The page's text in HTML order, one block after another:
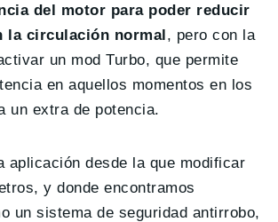
del motor para poder reducir
la circulación normal, pero con la
un mod Turbo, que permite
en aquellos momentos en los
un extra de potencia.
aplicación desde la que modificar
y donde encontramos
un sistema de seguridad antirrobo,